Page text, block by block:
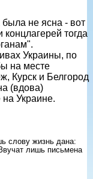
не ясна - вот
концлагерей тогда
Украины, по
на месте
Курск и Белгород
(вдова)
Украине.
слову жизнь дана:
лишь письмена